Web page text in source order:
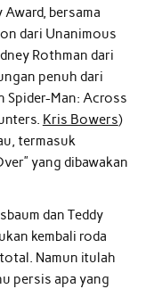
bersama
dari Unanimous
Rothman dari
penuh dari
Spider-Man: Across
Kris Bowers)
termasuk
yang dibawakan
dan Teddy
kembali roda
Namun itulah
persis apa yang